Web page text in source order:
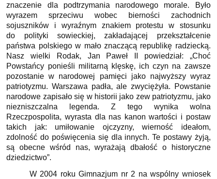
znaczenie dla podtrzymania narodowego morale. Było
wyrazem sprzeciwu wobec bierności zachodnich
sojuszników i wyraźnym znakiem protestu w stosunku
do polityki sowieckiej, zakładającej przekształcenie
państwa polskiego w mało znaczącą republikę radziecką.
Nasz wielki Rodak, Jan Paweł II powiedział: „Choć
Powstańcy ponieśli militarną klęskę, ich czyn na zawsze
pozostanie w narodowej pamięci jako najwyższy wyraz
patriotyzmu. Warszawa padła, ale zwyciężyła. Powstanie
narodowe zapisało się w historii jako zew patriotyzmu, jako
niezniszczalna legenda. Z tego wynika wolna
Rzeczpospolita, wyrasta dla nas kanon wartości i postaw
takich jak: umiłowanie ojczyzny, wierność ideałom,
zdolność do poświęcenia się dla innych. Te postawy żyją,
są obecne wśród nas, wyrażają dbałość o historyczne
dziedzictwo”.
W 2004 roku Gimnazjum nr 2 na wspólny wniosek